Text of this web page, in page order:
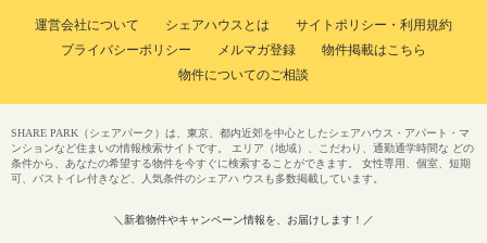
運営会社について シェアハウスとは
サイトポリシー・利用規約
プライバシーポリシー
メルマガ登録
物件掲載はこちら
物件についてのご相談
SHARE PARK（シェアパーク）は、東京、都内近郊を中心としたシェアハウス・アパート・マ
ンションなど住まいの情報検索サイトです。 エリア（地域）、こだわり、通勤通学時間な どの
条件から、あなたの希望する物件を今すぐに検索することができます。 女性専用、個室、短期
可、バストイレ付きなど、人気条件のシェアハ ウスも多数掲載しています。
＼新着物件やキャンペーン情報を、お届けします！／